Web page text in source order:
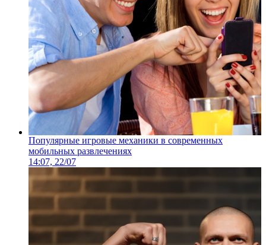
Популярные игровые механики в современных
мобильных развлечениях
14:07, 22/07